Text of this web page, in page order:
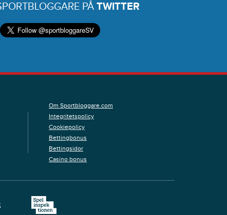
PÅ TWITTER
Om Sportbloggare.com
Integritetspolicy
Cookiepolicy
Bettingbonus
Bettingsidor
Casino bonus